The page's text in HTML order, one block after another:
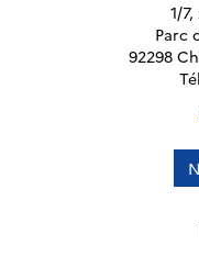
1/
Parc
92298